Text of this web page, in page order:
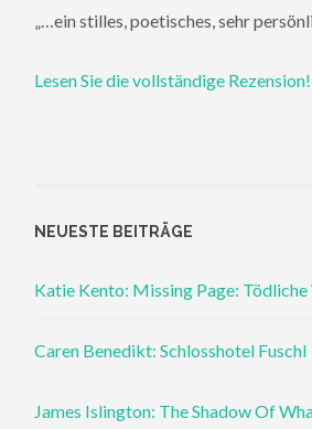
„…ein stilles, poetisches, sehr
Lesen Sie die vollständige Rezension!
NEUESTE BEITRÄGE
Katie Kento: Missing Page:
Caren Benedikt: Schlosshotel Fuschl
James Islington: The Shadow Of